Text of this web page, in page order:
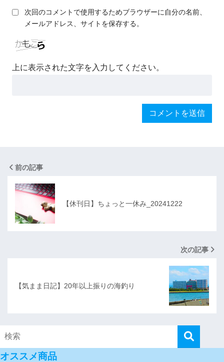
次回のコメントで使用するためブラウザーに自分の名前、
メールアドレス、サイトを保存する。
上に表示された文字を入力してください。
前の記事
【休刊日】ちょっと一休み_20241222
次の記事
【気まま日記】20年以上振りの海釣り
オススメ商品